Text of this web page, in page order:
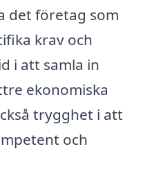
det företag som
krav och
i att samla in
ekonomiska
trygghet i att
och